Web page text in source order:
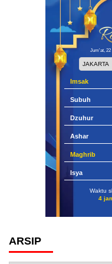
Jum'at, 22
Imsak
Subuh
Dzuhur
Ashar
Maghrib
Isya
Waktu
4
ARSIP